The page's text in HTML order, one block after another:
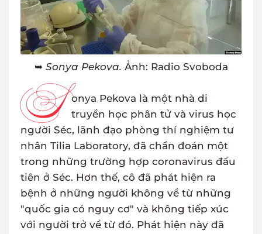
➥ Sonya Pekova. Ảnh: Radio Svoboda
S onya Pekova là một nhà di
truyền học phân tử và virus học
người Séc, lãnh đạo phòng thí nghiệm tư
nhân Tilia Laboratory, đã chẩn đoán một
trong những trường hợp coronavirus đầu
tiên ở Séc. Hơn thế, cô đã phát hiện ra
bệnh ở những người không về từ những
"quốc gia có nguy cơ" và không tiếp xúc
với người trở về từ đó. Phát hiện này đã